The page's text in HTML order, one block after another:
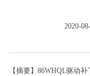
2020-
【摘要】86WHQL驱动